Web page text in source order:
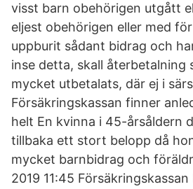
visst barn obehörigen utgått
eljest obehörigen eller med
uppburit sådant bidrag och
inse detta, skall återbetalning
mycket utbetalats, där ej i
Försäkringskassan finner
helt En kvinna i 45-årsåldern
tillbaka ett stort belopp då
mycket barnbidrag och
2019 11:45